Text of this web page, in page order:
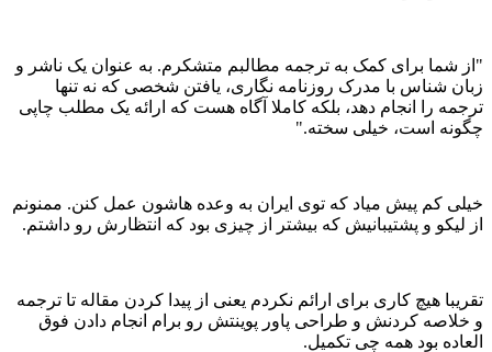
"از شما برای کمک به ترجمه مطالبم متشکرم. به عنوان یک ناشر و
زبان شناس با مدرک روزنامه نگاری، یافتن شخصی که نه تنها
ترجمه را انجام دهد، بلکه کاملا آگاه هست که ارائه یک مطلب چاپی
چگونه است، خیلی سخته."
خیلی کم پیش میاد که توی ایران به وعده هاشون عمل کنن. ممنونم
از لیکو و پشتیبانیش که بیشتر از چیزی بود که انتظارش رو داشتم.
تقریبا هیچ کاری برای ارائم نکردم یعنی از پیدا کردن مقاله تا ترجمه
و خلاصه کردنش و طراحی پاور پوینتش رو برام انجام دادن فوق
العاده بود همه چی تکمیل.